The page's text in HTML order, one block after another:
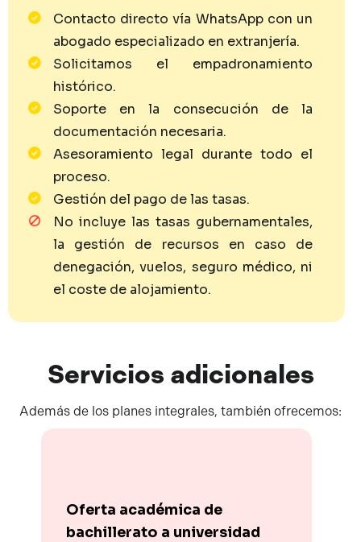
Contacto directo vía WhatsApp con un
abogado especializado en extranjería.
Solicitamos el empadronamiento
histórico.
Soporte en la consecución de la
documentación necesaria.
Asesoramiento legal durante todo el
proceso.
Gestión del pago de las tasas.
No incluye las tasas gubernamentales,
la gestión de recursos en caso de
denegación, vuelos, seguro médico, ni
el coste de alojamiento.
Servicios adicionales
Además de los planes integrales, también ofrecemos:
Oferta académica de
bachillerato a universidad